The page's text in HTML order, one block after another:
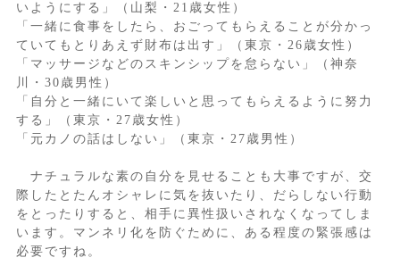
いようにする」（山梨・21歳女性）
「一緒に食事をしたら、おごってもらえることが分かっ
ていてもとりあえず財布は出す」（東京・26歳女性）
「マッサージなどのスキンシップを怠らない」（神奈
川・30歳男性）
「自分と一緒にいて楽しいと思ってもらえるように努力
する」（東京・27歳女性）
「元カノの話はしない」（東京・27歳男性）
ナチュラルな素の自分を見せることも大事ですが、交
際したとたんオシャレに気を抜いたり、だらしない行動
をとったりすると、相手に異性扱いされなくなってしま
います。マンネリ化を防ぐために、ある程度の緊張感は
必要ですね。